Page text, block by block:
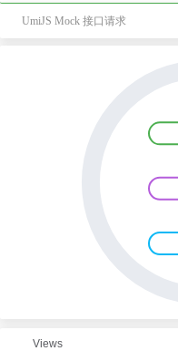
UmiJS Mock 接口请求